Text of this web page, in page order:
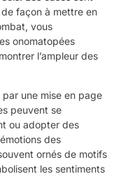
façon à mettre en
vous
onomatopées
l’ampleur des
une mise en page
peuvent se
ou adopter des
des
ornés de motifs
les sentiments